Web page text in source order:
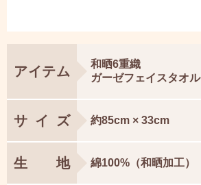
アイテム
和晒6重織
ガーゼフェイスタオル
サイズ 約85cm × 33cm
生地 綿100%（和晒加工）